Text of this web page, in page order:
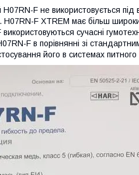
F не використовується під
F XTREM має більш
сучасні
F в порівнянні зі
його в системах питного